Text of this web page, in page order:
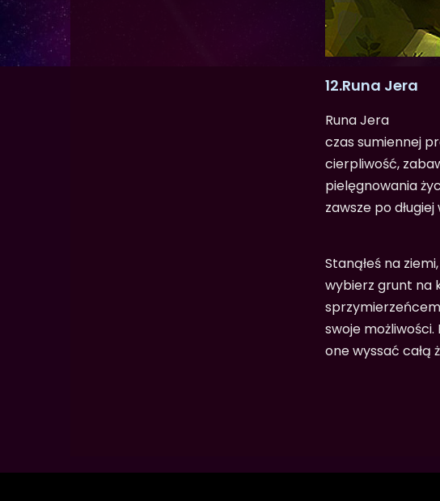
12.Runa Jera
Runa Jera
czas sumiennej
cierpliwość,
pielęgnowania
zawsze po
Stanąłeś na
wybierz grunt na
swoje możliwości.
one wyssać całą